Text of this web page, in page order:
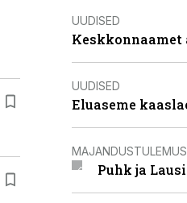
UUDISED
UUDISED
Eluaseme
Puhk ja